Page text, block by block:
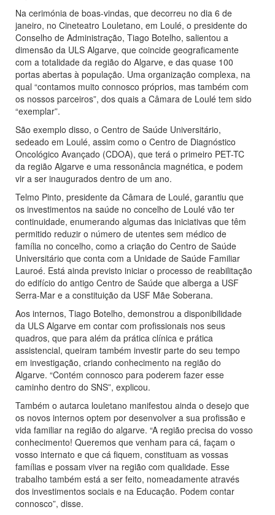
Na cerimónia de boas-vindas, que decorreu no dia 6 de
janeiro, no Cineteatro Louletano, em Loulé, o presidente do
Conselho de Administração, Tiago Botelho, salientou a
dimensão da ULS Algarve, que coincide geograficamente
com a totalidade da região do Algarve, e das quase 100
portas abertas à população. Uma organização complexa, na
qual “contamos muito connosco próprios, mas também com
os nossos parceiros”, dos quais a Câmara de Loulé tem sido
“exemplar”.
São exemplo disso, o Centro de Saúde Universitário,
sedeado em Loulé, assim como o Centro de Diagnóstico
Oncológico Avançado (CDOA), que terá o primeiro PET-TC
da região Algarve e uma ressonância magnética, e podem
vir a ser inaugurados dentro de um ano.
Telmo Pinto, presidente da Câmara de Loulé, garantiu que
os investimentos na saúde no concelho de Loulé vão ter
continuidade, enumerando algumas das iniciativas que têm
permitido reduzir o número de utentes sem médico de
família no concelho, como a criação do Centro de Saúde
Universitário que conta com a Unidade de Saúde Familiar
Lauroé. Está ainda previsto iniciar o processo de reabilitação
do edifício do antigo Centro de Saúde que alberga a USF
Serra-Mar e a constituição da USF Mãe Soberana.
Aos internos, Tiago Botelho, demonstrou a disponibilidade
da ULS Algarve em contar com profissionais nos seus
quadros, que para além da prática clínica e prática
assistencial, queiram também investir parte do seu tempo
em investigação, criando conhecimento na região do
Algarve. “Contém connosco para poderem fazer esse
caminho dentro do SNS”, explicou.
Também o autarca louletano manifestou ainda o desejo que
os novos internos optem por desenvolver a sua profissão e
vida familiar na região do algarve. “A região precisa do vosso
conhecimento! Queremos que venham para cá, façam o
vosso internato e que cá fiquem, constituam as vossas
famílias e possam viver na região com qualidade. Esse
trabalho também está a ser feito, nomeadamente através
dos investimentos sociais e na Educação. Podem contar
connosco”, disse.